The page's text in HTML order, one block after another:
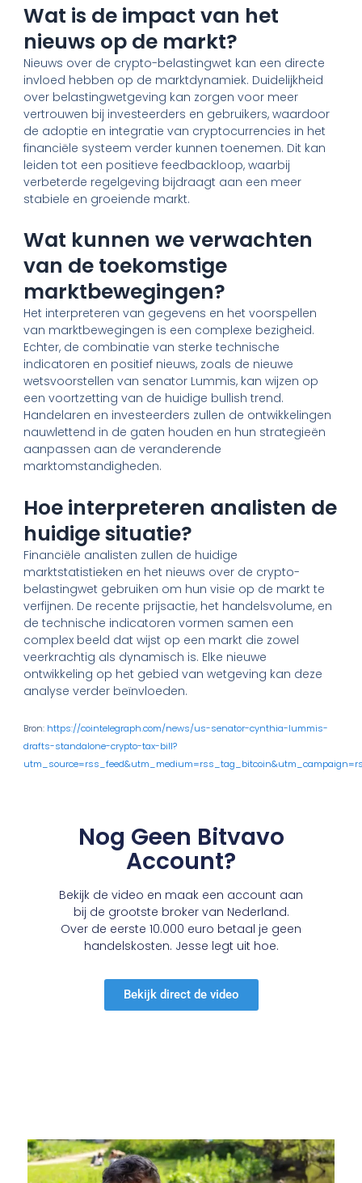
Wat is de impact van het
nieuws op de markt?
Nieuws over de crypto-belastingwet kan een directe
invloed hebben op de marktdynamiek. Duidelijkheid
over belastingwetgeving kan zorgen voor meer
vertrouwen bij investeerders en gebruikers, waardoor
de adoptie en integratie van cryptocurrencies in het
financiële systeem verder kunnen toenemen. Dit kan
leiden tot een positieve feedbackloop, waarbij
verbeterde regelgeving bijdraagt aan een meer
stabiele en groeiende markt.
Wat kunnen we verwachten
van de toekomstige
marktbewegingen?
Het interpreteren van gegevens en het voorspellen
van marktbewegingen is een complexe bezigheid.
Echter, de combinatie van sterke technische
indicatoren en positief nieuws, zoals de nieuwe
wetsvoorstellen van senator Lummis, kan wijzen op
een voortzetting van de huidige bullish trend.
Handelaren en investeerders zullen de ontwikkelingen
nauwlettend in de gaten houden en hun strategieën
aanpassen aan de veranderende
marktomstandigheden.
Hoe interpreteren analisten de
huidige situatie?
Financiële analisten zullen de huidige
marktstatistieken en het nieuws over de crypto-
belastingwet gebruiken om hun visie op de markt te
verfijnen. De recente prijsactie, het handelsvolume, en
de technische indicatoren vormen samen een
complex beeld dat wijst op een markt die zowel
veerkrachtig als dynamisch is. Elke nieuwe
ontwikkeling op het gebied van wetgeving kan deze
analyse verder beïnvloeden.
Bron: https://cointelegraph.com/news/us-senator-cynthia-lummis-
drafts-standalone-crypto-tax-bill?
Nog Geen Bitvavo
Account?
Bekijk de video en maak een account aan
bij de grootste broker van Nederland.
Over de eerste 10.000 euro betaal je geen
handelskosten. Jesse legt uit hoe.
Bekijk direct de video